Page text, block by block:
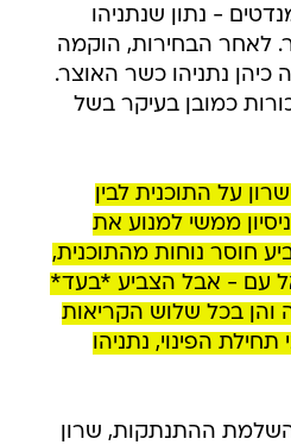
בלא פחות מ-38 מנדטים - נתון שנתניהו
לאחר הבחירות, הוקמה
נתניהו כשר האוצר.
כמובן בעיקר בשל
על התוכנית לבין
ממשי למנוע את
חוסר נוחות מהתוכנית,
עם - אבל הצביע *בעד*
בכל שלוש הקריאות
הפינוי, נתניהו
לאחר השלמת ההתנתקות, שרון